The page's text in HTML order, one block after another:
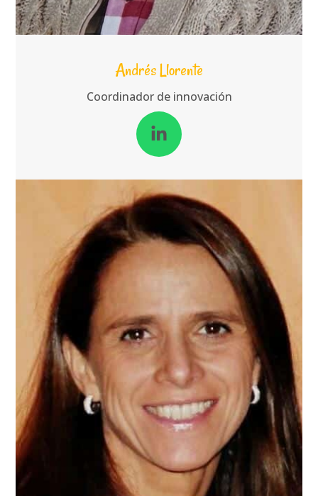
Andrés Llorente
Coordinador de innovación